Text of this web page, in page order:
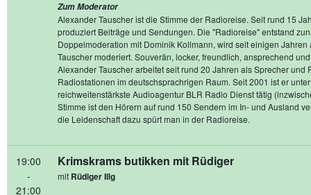
Zum Moderator
Alexander Tauscher ist die Stimme der Radioreise. Seit rund 15
produziert Beiträge und Sendungen. Die "Radioreise" entstand
Doppelmoderation mit Dominik Kollmann, wird seit einigen
Tauscher moderiert. Souverän, locker, freundlich, ansprechend
Alexander Tauscher arbeitet seit rund 20 Jahren als Sprecher und
Radiostationen im deutschsprachrigen Raum. Seit 2001 ist er
reichweitenstärkste Audioagentur BLR Radio Dienst tätig
Stimme ist den Hörern auf rund 150 Sendern im In- und Ausland
die Leidenschaft dazu spürt man in der Radioreise.
19:00
-
21:00
Krimskrams butikken mit Rüdiger
mit Rüdiger Illg